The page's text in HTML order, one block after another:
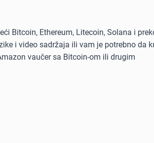
Bitcoin, Ethereum, Litecoin, Solana i
i video sadržaja ili vam je potrebno da
vaučer sa Bitcoin-om ili drugim